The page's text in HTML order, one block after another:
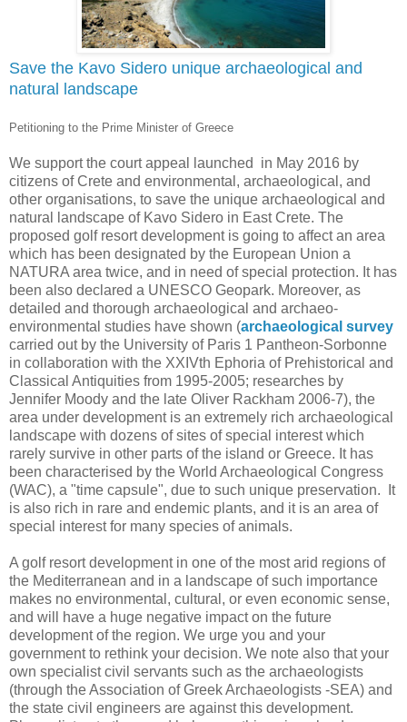
Save the Kavo Sidero unique archaeological and
natural landscape
Petitioning to the Prime Minister of Greece
We support the court appeal launched in May 2016 by
citizens of Crete and environmental, archaeological, and
other organisations, to save the unique archaeological and
natural landscape of Kavo Sidero in East Crete. The
proposed golf resort development is going to affect an area
which has been designated by the European Union a
NATURA area twice, and in need of special protection. It has
been also declared a UNESCO Geopark. Moreover, as
detailed and thorough archaeological and archaeo-
environmental studies have shown (archaeological survey
carried out by the University of Paris 1 Pantheon-Sorbonne
in collaboration with the XXIVth Ephoria of Prehistorical and
Classical Antiquities from 1995-2005; researches by
Jennifer Moody and the late Oliver Rackham 2006-7), the
area under development is an extremely rich archaeological
landscape with dozens of sites of special interest which
rarely survive in other parts of the island or Greece. It has
been characterised by the World Archaeological Congress
(WAC), a "time capsule", due to such unique preservation. It
is also rich in rare and endemic plants, and it is an area of
special interest for many species of animals.
A golf resort development in one of the most arid regions of
the Mediterranean and in a landscape of such importance
makes no environmental, cultural, or even economic sense,
and will have a huge negative impact on the future
development of the region. We urge you and your
government to rethink your decision. We note also that your
own specialist civil servants such as the archaeologists
(through the Association of Greek Archaeologists -SEA) and
the state civil engineers are against this development.